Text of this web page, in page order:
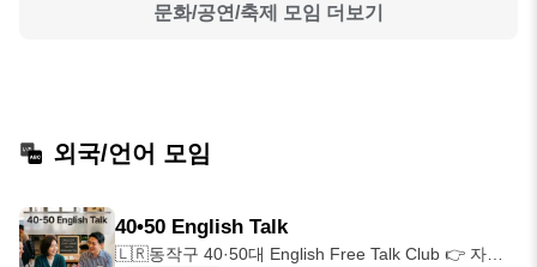
문화/공연/축제 모임 더보기
외국/언어 모임
40•50 English Talk
🇱🇷동작구 40·50대 English Free Talk Club 👉 자유